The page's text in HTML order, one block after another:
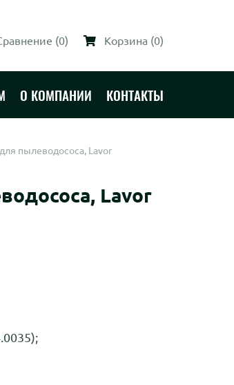
О КОМПАНИИ КОНТАКТЫ
(0) Корзина (0)
пылеводососа, Lavor
Lavor